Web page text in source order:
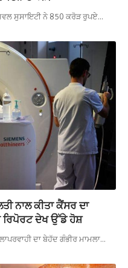
ਸੁਸਾਇਟੀ ਨੇ 850 ਕਰੋੜ ਰੁਪਏ…
ਨਾਲ ਕੀਤਾ ਕੈਂਸਰ ਦਾ
ਦੇਖ ਉੱਡੇ ਹੋਸ਼
ਦਾ ਬੇਹੱਦ ਗੰਭੀਰ ਮਾਮਲਾ…